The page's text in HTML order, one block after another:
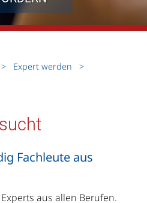
Expert werden
Fachleute aus
aus allen Berufen.